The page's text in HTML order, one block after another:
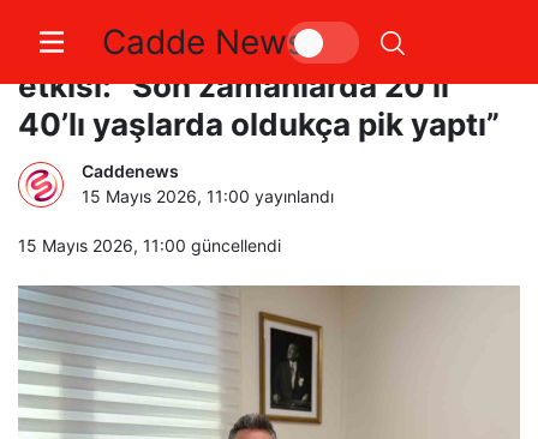
Cadde News
Hemoroidde ’ekran bağımlılığı’
etkisi: “Son zamanlarda 20’li
40’lı yaşlarda oldukça pik yaptı”
Caddenews
15 Mayıs 2026, 11:00 yayınlandı
15 Mayıs 2026, 11:00 güncellendi